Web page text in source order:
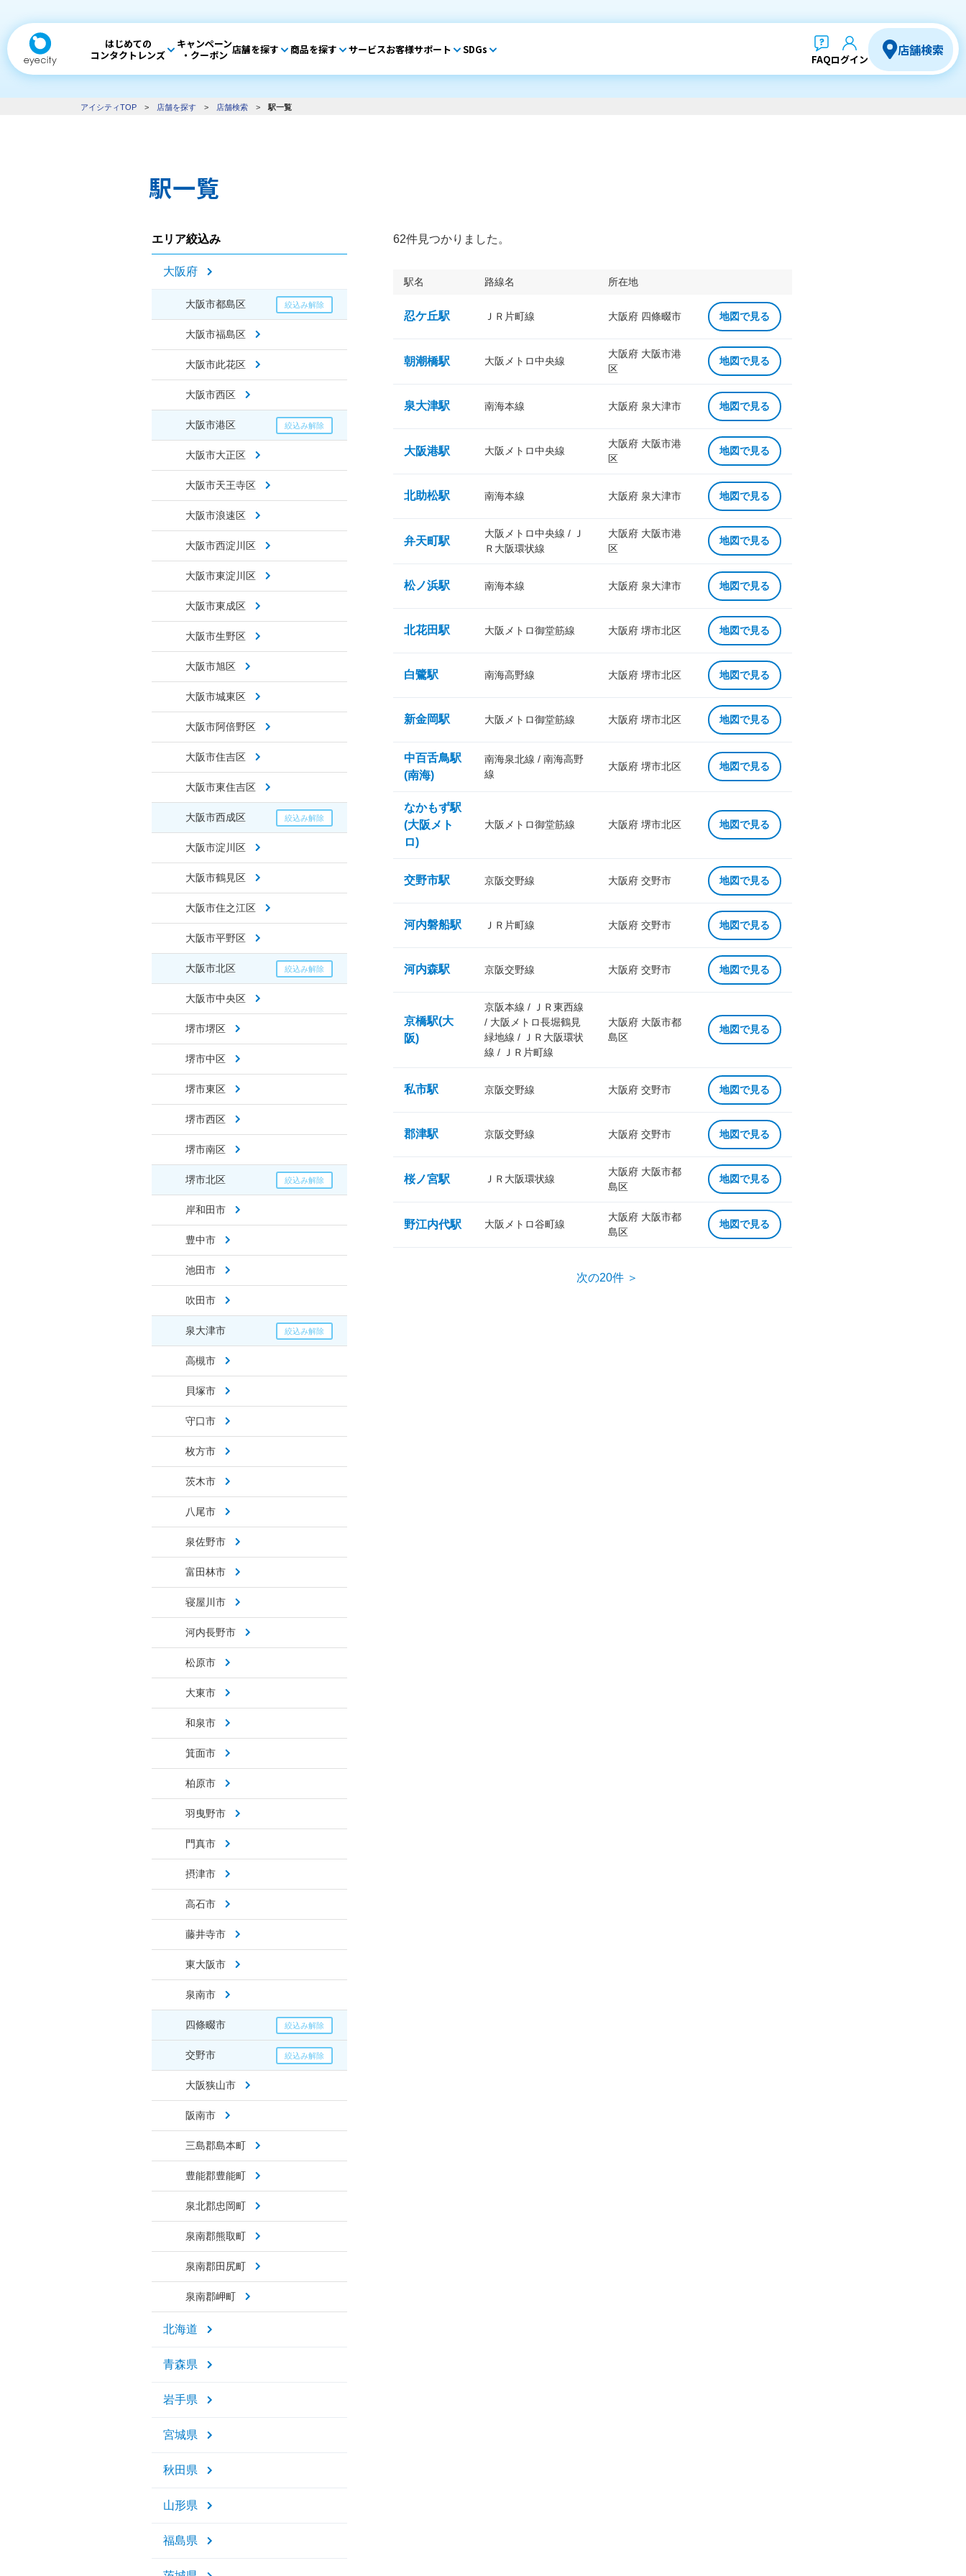
はじめての
コンタクトレンズ
キャンペーン
・クーポン 店舗を探す 商品を探す サービスお客様サポート SDGs
FAQログイン
店舗検索
アイシティTOP > 店舗を探す > 店舗検索 > 駅一覧
駅一覧
エリア絞込み
大阪府
大阪市都島区
大阪市福島区
大阪市此花区
大阪市西区
大阪市港区
大阪市大正区
大阪市天王寺区
大阪市浪速区
大阪市西淀川区
大阪市東淀川区
大阪市東成区
大阪市生野区
大阪市旭区
大阪市城東区
大阪市阿倍野区
大阪市住吉区
大阪市東住吉区
大阪市西成区
大阪市淀川区
大阪市鶴見区
大阪市住之江区
大阪市平野区
大阪市北区
大阪市中央区
堺市堺区
堺市中区
堺市東区
堺市西区
堺市南区
堺市北区
岸和田市
豊中市
池田市
吹田市
泉大津市
高槻市
貝塚市
守口市
枚方市
茨木市
八尾市
泉佐野市
富田林市
寝屋川市
河内長野市
松原市
大東市
和泉市
箕面市
柏原市
羽曳野市
門真市
摂津市
高石市
藤井寺市
東大阪市
泉南市
四條畷市
交野市
大阪狭山市
阪南市
三島郡島本町
豊能郡豊能町
泉北郡忠岡町
泉南郡熊取町
泉南郡田尻町
泉南郡岬町
北海道
青森県
岩手県
宮城県
秋田県
山形県
福島県
62件見つかりました。
駅名 路線名 所在地
忍ケ丘駅 ＪＲ片町線 大阪府 四條畷市 地図で見る
朝潮橋駅 大阪メトロ中央線
大阪府 大阪市港
区
地図で見る
泉大津駅 南海本線 大阪府 泉大津市 地図で見る
大阪港駅 大阪メトロ中央線
大阪府 大阪市港
区
地図で見る
北助松駅 南海本線 大阪府 泉大津市 地図で見る
弁天町駅
大阪メトロ中央線 / Ｊ
Ｒ大阪環状線
大阪府 大阪市港
区
地図で見る
松ノ浜駅 南海本線 大阪府 泉大津市 地図で見る
北花田駅 大阪メトロ御堂筋線 大阪府 堺市北区 地図で見る
白鷺駅 南海高野線 大阪府 堺市北区 地図で見る
新金岡駅 大阪メトロ御堂筋線 大阪府 堺市北区 地図で見る
中百舌鳥駅
(南海)
南海泉北線 / 南海高野
線
大阪府 堺市北区 地図で見る
なかもず駅
(大阪メト
ロ)
大阪メトロ御堂筋線 大阪府 堺市北区 地図で見る
交野市駅 京阪交野線 大阪府 交野市 地図で見る
河内磐船駅 ＪＲ片町線 大阪府 交野市 地図で見る
河内森駅 京阪交野線 大阪府 交野市 地図で見る
京橋駅(大
阪)
京阪本線 / ＪＲ東西線
/ 大阪メトロ長堀鶴見
緑地線 / ＪＲ大阪環状
線 / ＪＲ片町線
大阪府 大阪市都
島区
地図で見る
私市駅 京阪交野線 大阪府 交野市 地図で見る
郡津駅 京阪交野線 大阪府 交野市 地図で見る
桜ノ宮駅 ＪＲ大阪環状線
大阪府 大阪市都
島区
地図で見る
野江内代駅 大阪メトロ谷町線
大阪府 大阪市都
島区
地図で見る
次の20件 ＞